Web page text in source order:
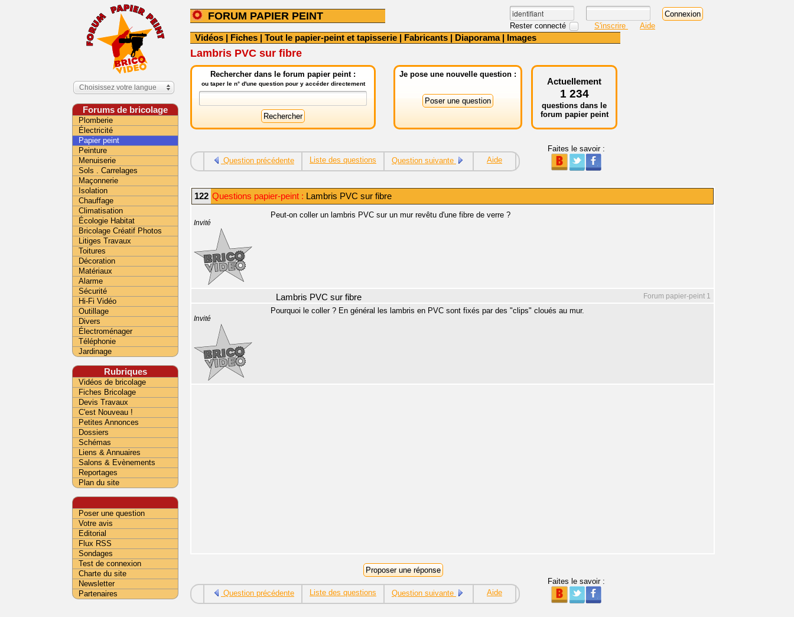
FORUM PAPIER PEINT
Rester connecté S'inscrire Aide
Vidéos | Fiches | Tout le papier-peint et tapisserie | Fabricants | Diaporama| Images
Lambris PVC sur fibre
Rechercher dans le forum papier peint :
ou taper le n° d'une question pour y accéder directement
Je pose une nouvelle question :
Actuellement
1 234
questions dans le
forum papier peint
Question précédente Liste des questions Question suivante Aide
Faites le savoir :
122 Questions papier-peint : Lambris PVC sur fibre
Invité
Peut-on coller un lambris PVC sur un mur revêtu d'une fibre de verre ?
Forum papier-peint 1
Lambris PVC sur fibre
Invité
Pourquoi le coller ? En général les lambris en PVC sont fixés par des "clips" cloués au mur.
Question précédente Liste des questions Question suivante Aide
Faites le savoir :
Choisissez votre langue
Forums de bricolage
Plomberie
Électricité
Papier peint
Peinture
Menuiserie
Sols . Carrelages
Maçonnerie
Isolation
Chauffage
Climatisation
Écologie Habitat
Bricolage Créatif Photos
Litiges Travaux
Toitures
Décoration
Matériaux
Alarme
Sécurité
Hi-Fi Vidéo
Outillage
Divers
Électroménager
Téléphonie
Jardinage
Rubriques
Vidéos de bricolage
Fiches Bricolage
Devis Travaux
C'est Nouveau !
Petites Annonces
Dossiers
Schémas
Liens & Annuaires
Salons & Evènements
Reportages
Plan du site
Poser une question
Votre avis
Editorial
Flux RSS
Sondages
Test de connexion
Charte du site
Newsletter
Partenaires